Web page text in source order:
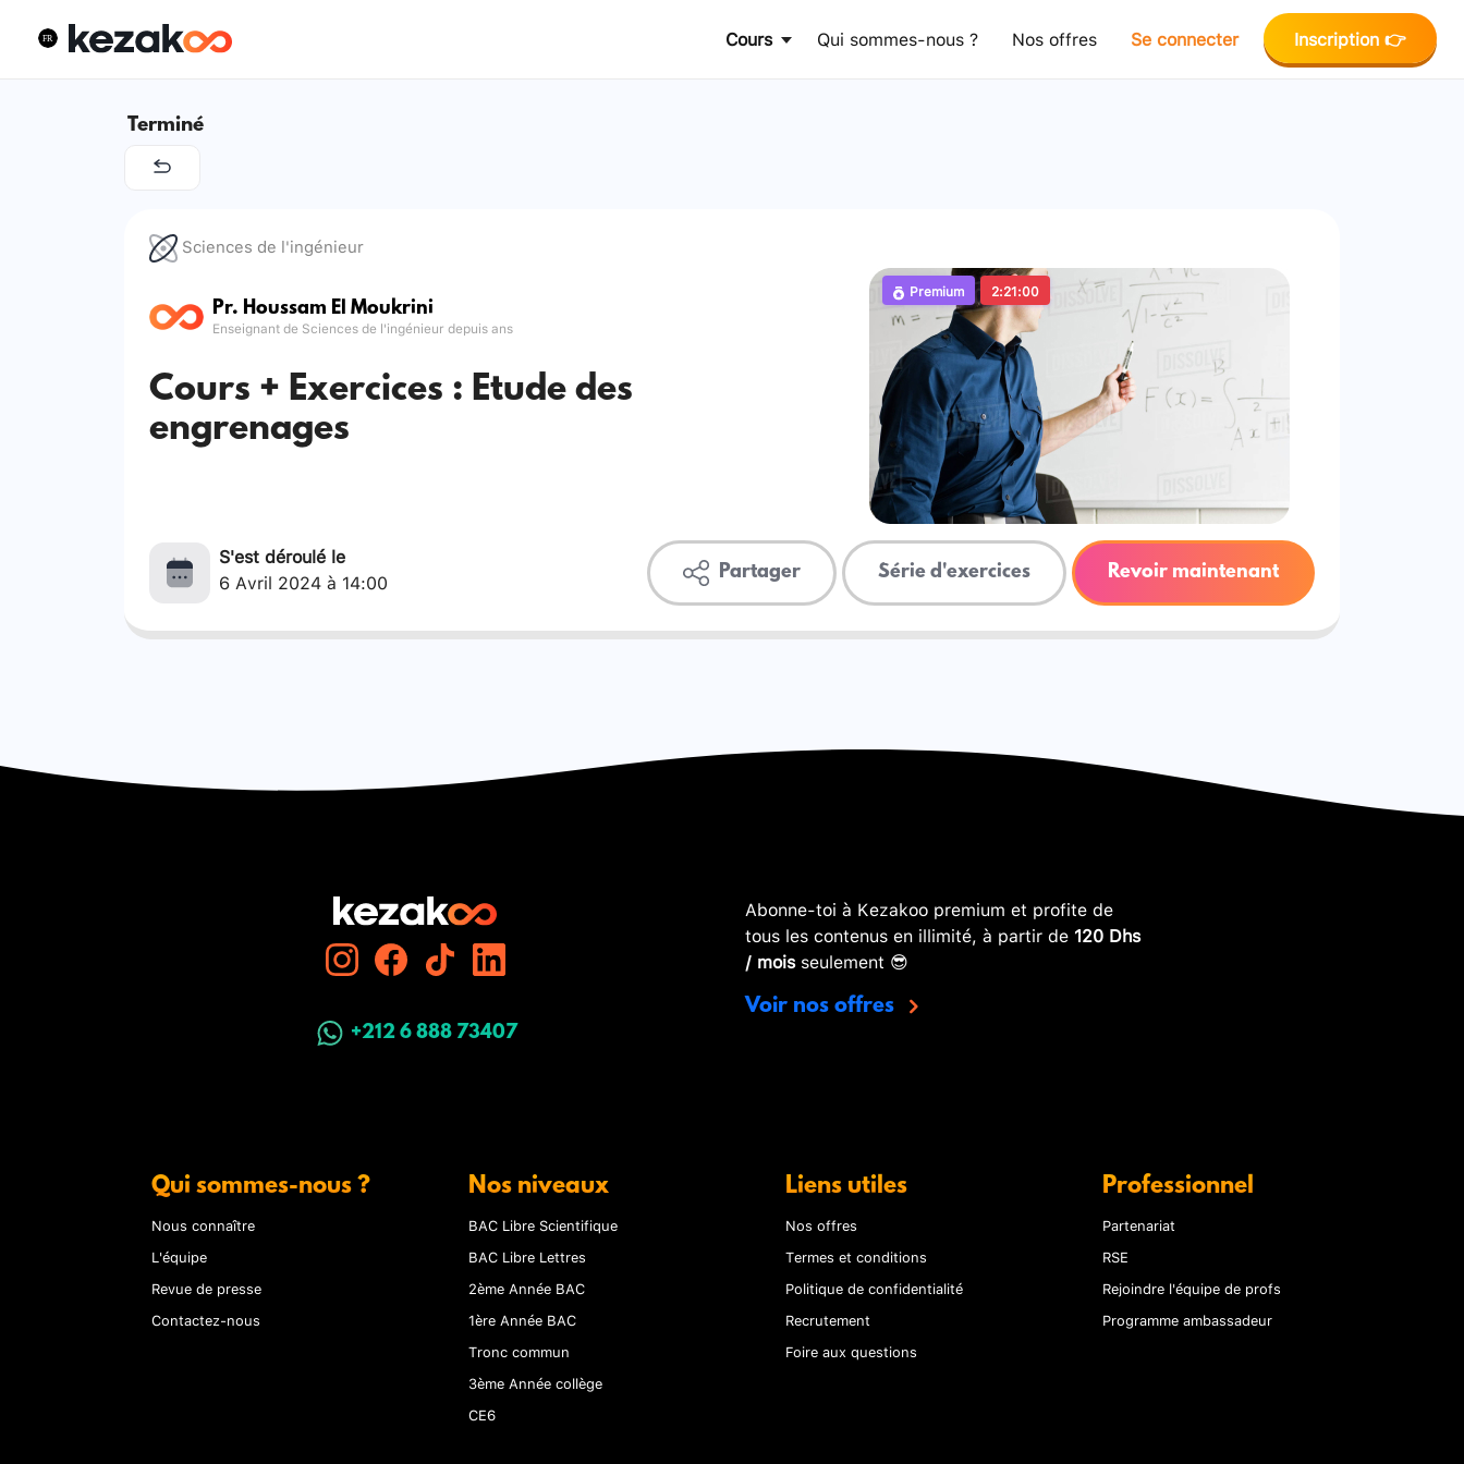
Cours Qui sommes-nous ? Nos offres Se connecter Inscription 👉
Terminé
Sciences de l'ingénieur
Pr. Houssam El Moukrini
Enseignant de Sciences de l'ingénieur depuis ans
Cours + Exercices : Etude des
engrenages
Premium 2:21:00
S'est déroulé le
6 Avril 2024 à 14:00
Partager Série d'exercices Revoir maintenant
+212 6 888 73407
Abonne-toi à Kezakoo premium et profite de
tous les contenus en illimité, à partir de 120 Dhs
/ moisseulement 😎
Voir nos offres
Qui sommes-nous ?
Nous connaître
L'équipe
Revue de presse
Contactez-nous
Nos niveaux
BAC Libre Scientifique
BAC Libre Lettres
2ème Année BAC
1ère Année BAC
Tronc commun
3ème Année collège
CE6
Liens utiles
Nos offres
Termes et conditions
Politique de confidentialité
Recrutement
Foire aux questions
Professionnel
Partenariat
RSE
Rejoindre l'équipe de profs
Programme ambassadeur